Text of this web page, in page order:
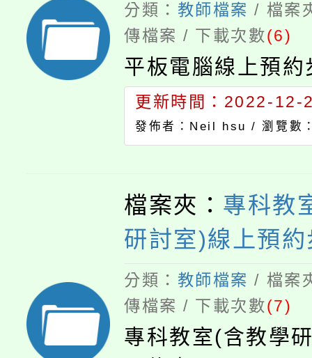
分類： 教師檔案 / 檔案
傳檔案 / 下載次數(6)
平板電腦線上預約
更新時間：2022-12-
發佈者：Neil hsu /瀏覽數
檔案夾： 專科教
研討室)線上預
分類： 教師檔案 / 檔案
傳檔案 / 下載次數(7)
專科教室(含教學